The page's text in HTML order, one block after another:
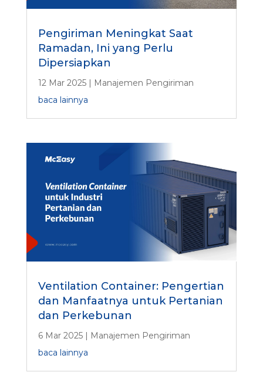
Pengiriman Meningkat Saat
Ramadan, Ini yang Perlu
Dipersiapkan
12 Mar 2025| Manajemen Pengiriman
baca lainnya
Ventilation Container: Pengertian
dan Manfaatnya untuk Pertanian
dan Perkebunan
6 Mar 2025| Manajemen Pengiriman
baca lainnya